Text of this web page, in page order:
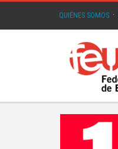
QUIÉNES SOMOS ·